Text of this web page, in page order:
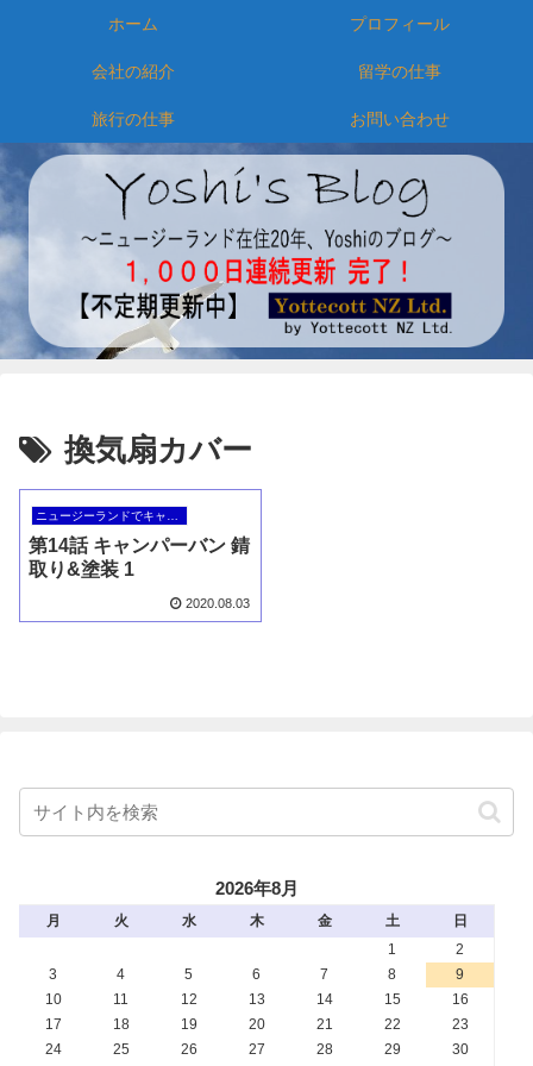
ホーム プロフィール
会社の紹介 留学の仕事
旅行の仕事 お問い合わせ
換気扇カバー
第14話 キャンパーバン 錆
取り&塗装 1
2020.08.03
2026年8月
月 火 水 木 金 土
日
1
2
3
4 5 6 7 8
9
10
11 12 13 14 15
16
17
18 19 20 21 22
23
24
25 26 27 28 29 30